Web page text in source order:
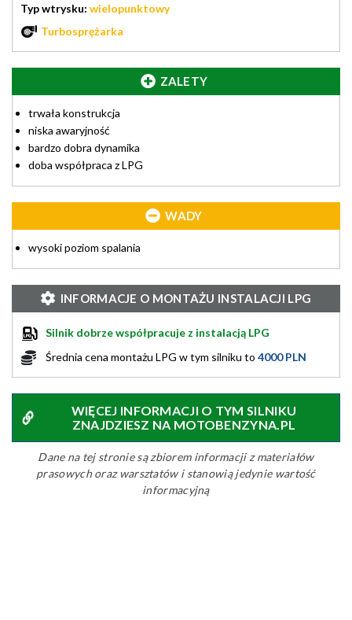
Typ wtrysku: wielopunktowy
Turbosprężarka
ZALETY
trwała konstrukcja
niska awaryjność
bardzo dobra dynamika
doba współpraca z LPG
WADY
wysoki poziom spalania
INFORMACJE O MONTAŻU INSTALACJI LPG
Silnik dobrze współpracuje z instalacją LPG
Średnia cena montażu LPG w tym silniku to 4000 PLN
WIĘCEJ INFORMACJI O TYM SILNIKU
ZNAJDZIESZ NA MOTOBENZYNA.PL
Dane na tej stronie są zbiorem informacji z materiałów
prasowych oraz warsztatów i stanowią jedynie wartość
informacyjną